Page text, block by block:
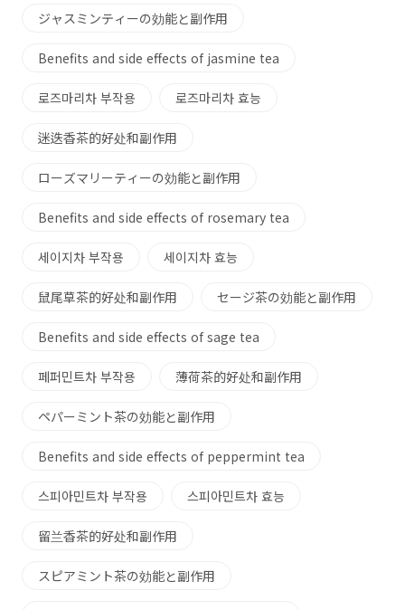
ジャスミンティーの効能と副作用
Benefits and side effects of jasmine tea
로즈마리차 부작용 로즈마리차 효능
迷迭香茶的好处和副作用
ローズマリーティーの効能と副作用
Benefits and side effects of rosemary tea
세이지차 부작용 세이지차 효능
鼠尾草茶的好处和副作用 セージ茶の効能と副作用
Benefits and side effects of sage tea
페퍼민트차 부작용 薄荷茶的好处和副作用
ペパーミント茶の効能と副作用
Benefits and side effects of peppermint tea
스피아민트차 부작용 스피아민트차 효능
留兰香茶的好处和副作用
スピアミント茶の効能と副作用